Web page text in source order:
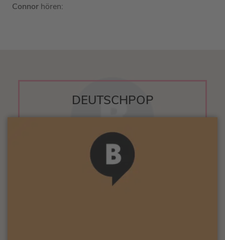
Connor hören:
DEUTSCHPOP